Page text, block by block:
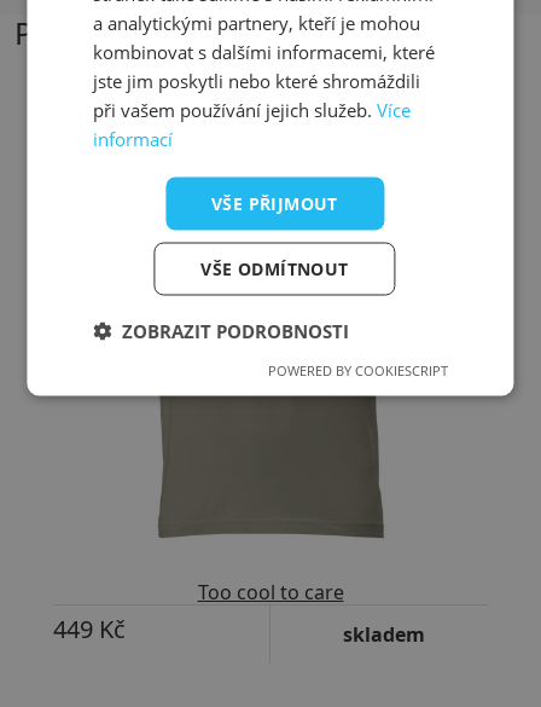
Podobné produkty
Přizpůsobitelný motiv
Too cool to care
449 Kč skladem
a analytickými partnery, kteří je mohou
kombinovat s dalšími informacemi, které
jste jim poskytli nebo které shromáždili
při vašem používání jejich služeb.Více
informací
VŠE PŘIJMOUT
VŠE ODMÍTNOUT
ZOBRAZIT PODROBNOSTI
POWERED BY COOKIESCRIPT